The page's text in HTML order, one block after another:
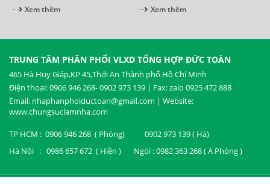
Xem thêm Xem thêm
TRUNG TÂM PHÂN PHỐI VLXD TỔNG HỢP ĐỨC TOÀN
465 Hà Huy Giáp,KP 45,Thới An Thành phố Hồ Chí Minh
Điện thoại: 0906 946 268- 0902 973 139 | Fax: zalo 0925 472 888
Email: nhaphanphoiductoan@gmail.com | Website:
www.chungsuclamnha.com
TP HCM : 0906 946 268 ( Phóng) 0902 973 139 ( Hà)
Hà Nội : 0986 657 672 ( Hiền ) Ngói : 0982 363 268 ( A Phòng )